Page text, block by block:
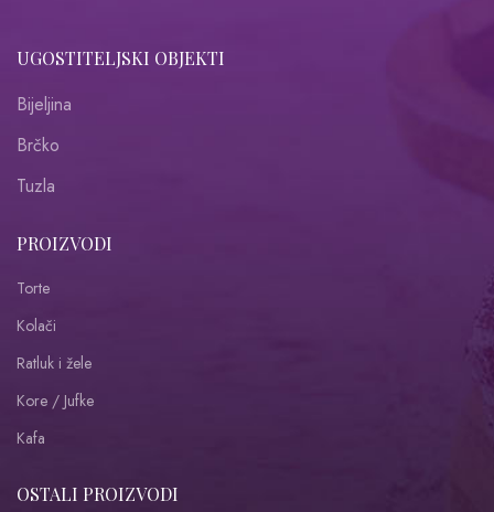
UGOSTITELJSKI OBJEKTI
Bijeljina
Brčko
Tuzla
PROIZVODI
Torte
Kolači
Ratluk i žele
Kore / Jufke
Kafa
OSTALI PROIZVODI